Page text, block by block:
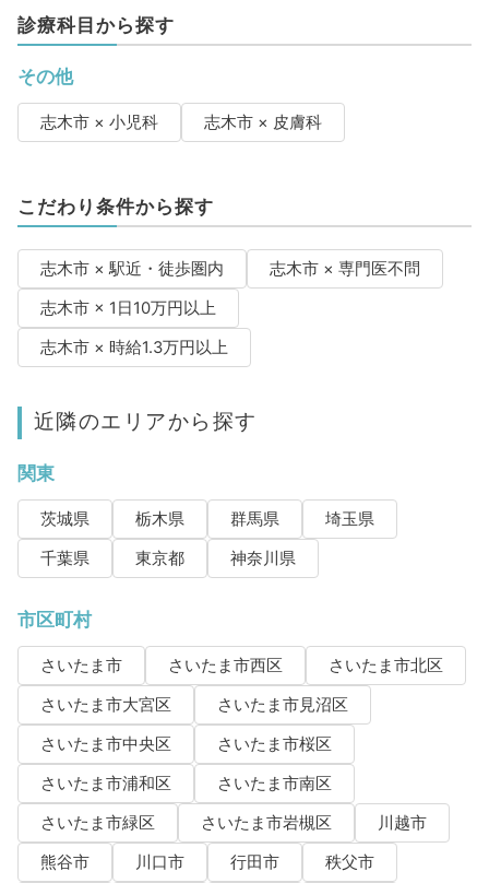
診療科目から探す
その他
志木市 × 小児科 志木市 × 皮膚科
こだわり条件から探す
志木市 × 駅近・徒歩圏内
志木市 × 専門医不問
志木市 × 1日10万円以上
志木市 × 時給1.3万円以上
近隣のエリアから探す
関東
茨城県 栃木県 群馬県
埼玉県
千葉県
東京都 神奈川県
市区町村
さいたま市 さいたま市西区
さいたま市北区
さいたま市大宮区
さいたま市見沼区
さいたま市中央区
さいたま市桜区
さいたま市浦和区
さいたま市南区
さいたま市緑区
さいたま市岩槻区
川越市
熊谷市
川口市 行田市
秩父市